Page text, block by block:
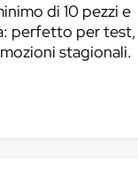
di 10 pezzi e
perfetto per test,
stagionali.